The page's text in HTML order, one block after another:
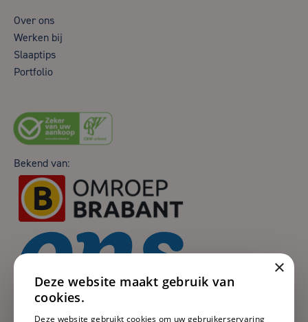
Over ons
Werken bij
Slaaptips
Portfolio
Bekend van:
×
Deze website maakt gebruik van
cookies.
Deze website gebruikt cookies om uw gebruikerservaring